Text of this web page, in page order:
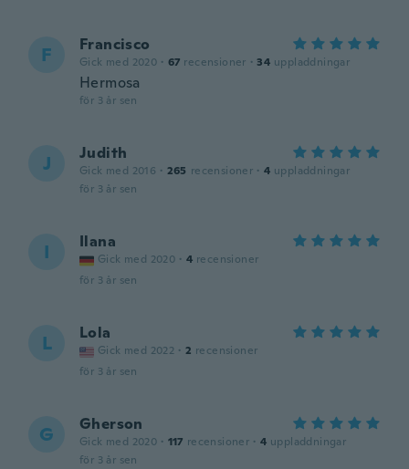
F Francisco
Gick med 2020 · 67 recensioner · 34 uppladdningar
Hermosa
för 3 år sen
J Judith
Gick med 2016 · 265 recensioner · 4 uppladdningar
för 3 år sen
I Ilana
Gick med 2020 · 4 recensioner
för 3 år sen
L Lola
Gick med 2022 · 2 recensioner
för 3 år sen
G Gherson
Gick med 2020 · 117 recensioner · 4 uppladdningar
för 3 år sen